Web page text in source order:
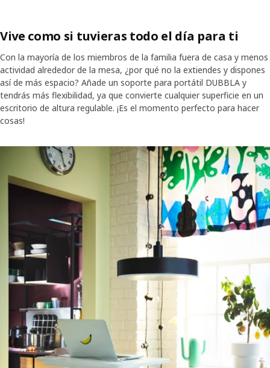
Vive como si tuvieras todo el día para ti
Con la mayoría de los miembros de la familia fuera de casa y menos
actividad alrededor de la mesa, ¿por qué no la extiendes y dispones
así de más espacio? Añade un soporte para portátil DUBBLA y
tendrás más flexibilidad, ya que convierte cualquier superficie en un
escritorio de altura regulable. ¡Es el momento perfecto para hacer
cosas!